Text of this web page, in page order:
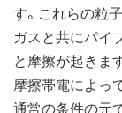
す。これらの粒
ガスと共にパイ
と摩擦が起きま
摩擦帯電によっ
通常の条件の元